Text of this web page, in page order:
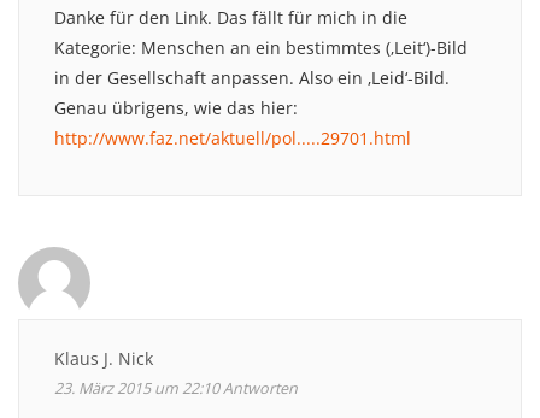
Danke für den Link. Das fällt für mich in die
Kategorie: Menschen an ein bestimmtes (‚Leit‘)-Bild
in der Gesellschaft anpassen. Also ein ‚Leid‘-Bild.
Genau übrigens, wie das hier:
http://www.faz.net/aktuell/pol.....29701.html
Klaus J. Nick
23. März 2015 um 22:10Antworten